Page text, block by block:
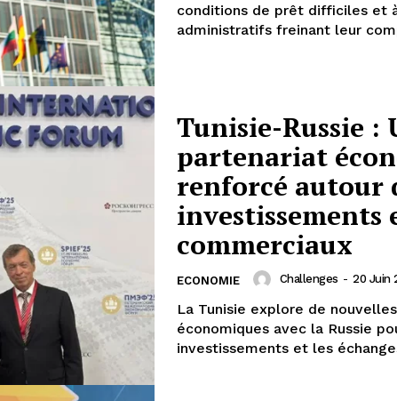
conditions de prêt difficiles et
administratifs freinant leur
Tunisie-Russie :
partenariat
renforcé autour
investissements
commerciaux
ECONOMIE Challenges - 20 Juin
La Tunisie explore de
économiques avec la Russie
investissements et les